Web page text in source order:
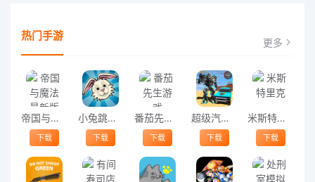
热门手游 更多
帝国与魔法最新版
下载
小兔跳跳游戏(bunny leap)
下载
番茄先生游戏
下载
超级汽车人英雄游戏中文版
下载
米斯特里克
下载